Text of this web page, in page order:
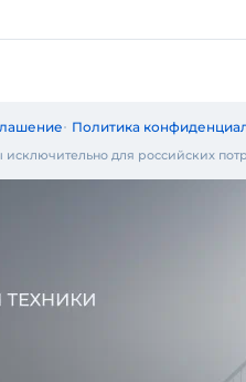
Политика
для российских